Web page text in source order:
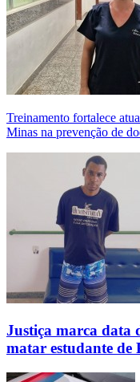
Treinamento fortalece
Minas na prevenção de
Justiça marca data
matar estudante de